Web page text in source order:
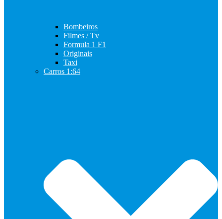
Bombeiros
Filmes / Tv
Formula 1 F1
Originais
Taxi
Carros 1:64